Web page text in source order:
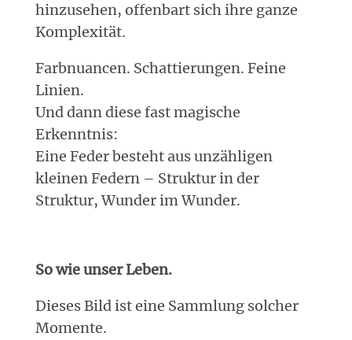
hinzusehen, offenbart sich ihre ganze
Komplexität.
Farbnuancen. Schattierungen. Feine
Linien.
Und dann diese fast magische
Erkenntnis:
Eine Feder besteht aus unzähligen
kleinen Federn – Struktur in der
Struktur, Wunder im Wunder.
So wie unser Leben.
Dieses Bild ist eine Sammlung solcher
Momente.